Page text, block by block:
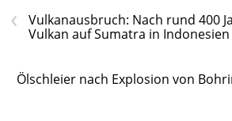
‹
Vulkanausbruch: Nach rund 400
Vulkan auf Sumatra in Indonesien
Ölschleier nach Explosion von